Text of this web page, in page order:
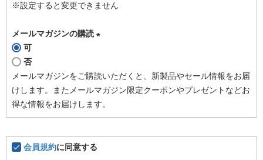
※設定すると変更できません
メールマガジンの購読
須
)
可
否
メールマガジンをご購読いただくと、新製品やセール情報をお届
けします。またメールマガジン限定クーポンやプレゼントなどお
得な情報をお届けします。
会員規約に同意する